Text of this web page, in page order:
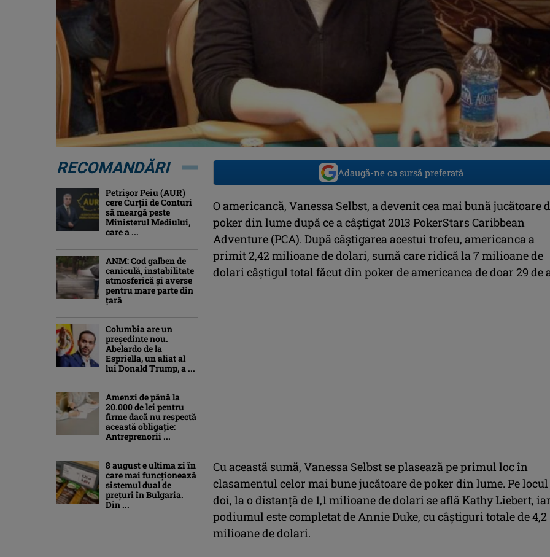
Adaugă-ne ca sursă preferată
O americancă, Vanessa Selbst, a devenit cea mai bună jucătoare
poker din lume după ce a câştigat 2013 PokerStars Caribbean
Adventure (PCA). După câştigarea acestui trofeu, americanca a
primit 2,42 milioane de dolari, sumă care ridică la 7 milioane de
dolari câştigul total făcut din poker de americanca de doar 29 de
Cu această sumă, Vanessa Selbst se plasează pe primul loc în
clasamentul celor mai bune jucătoare de poker din lume. Pe locul
doi, la o distanţă de 1,1 milioane de dolari se află Kathy Liebert,
podiumul este completat de Annie Duke, cu câştiguri totale de 4,2
milioane de dolari.
RECOMANDĂRI
Petrişor Peiu (AUR)
cere Curții de Conturi
să meargă peste
Ministerul Mediului,
care a ...
ANM: Cod galben de
caniculă, instabilitate
atmosferică și averse
pentru mare parte din
țară
Columbia are un
președinte nou.
Abelardo de la
Espriella, un aliat al
lui Donald Trump, a ...
Amenzi de până la
20.000 de lei pentru
firme dacă nu respectă
această obligație:
Antreprenorii ...
8 august e ultima zi în
care mai funcționează
sistemul dual de
prețuri în Bulgaria.
Din ...